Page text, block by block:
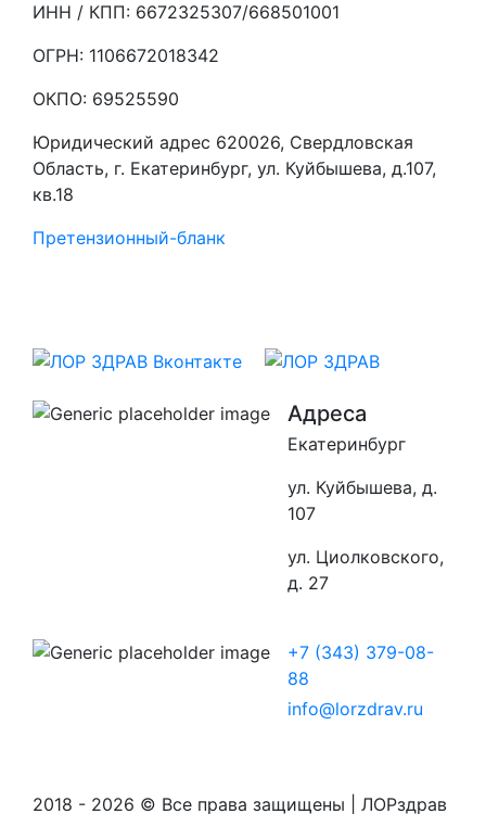
ИНН / КПП: 6672325307/668501001
ОГРН: 1106672018342
ОКПО: 69525590
Юридический адрес 620026, Свердловская
Область, г. Екатеринбург, ул. Куйбышева, д.107,
кв.18
Претензионный-бланк
Адреса
Екатеринбург
ул. Куйбышева, д.
107
ул. Циолковского,
д. 27
+7 (343) 379-08-
88
info@lorzdrav.ru
2018 - 2026 © Все права защищены | ЛОРздрав